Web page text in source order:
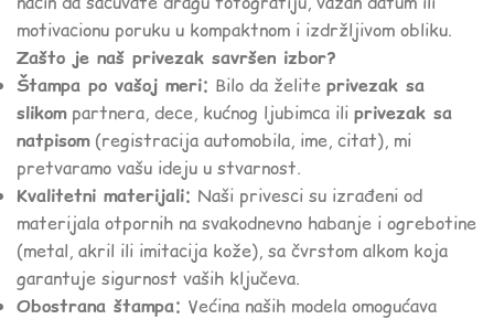
motivacionu poruku u kompaktnom i izdržljivom obliku.
Zašto je naš privezak savršen izbor?
Štampa po vašoj meri: Bilo da želite privezak sa
slikompartnera, dece, kućnog ljubimca ili privezak sa
natpisom(registracija automobila, ime, citat), mi
pretvaramo vašu ideju u stvarnost.
Kvalitetni materijali: Naši privesci su izrađeni od
materijala otpornih na svakodnevno habanje i ogrebotine
(metal, akril ili imitacija kože), sa čvrstom alkom koja
garantuje sigurnost vaših ključeva.
Obostrana štampa: Većina naših modela omogućava